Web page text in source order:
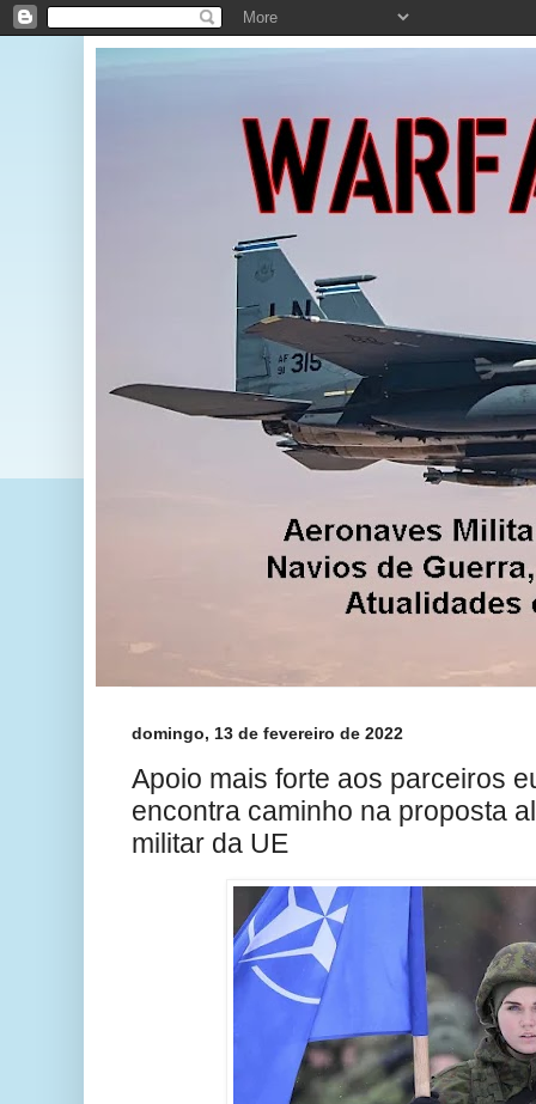
domingo, 13 de fevereiro de 2022
Apoio mais forte aos parceiros
encontra caminho na proposta
militar da UE